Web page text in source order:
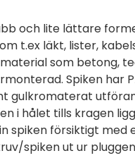
och lite lättare
t.ex läkt, lister,
som betong,
Spiken har
gulkromaterat
i hålet tills kragen
spiken försiktigt med
spiken ut ur